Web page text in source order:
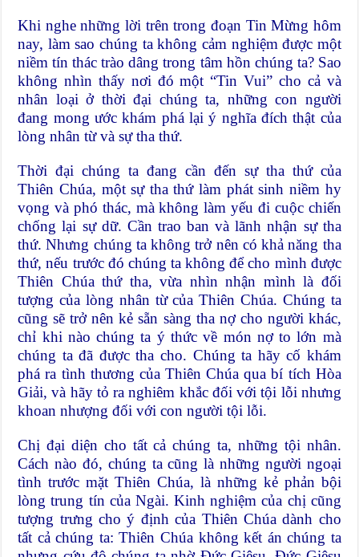
Khi nghe những lời trên trong đoạn Tin Mừng hôm
nay, làm sao chúng ta không cảm nghiệm được một
niềm tín thác trào dâng trong tâm hồn chúng ta? Sao
không nhìn thấy nơi đó một “Tin Vui” cho cả và
nhân loại ở thời đại chúng ta, những con người
đang mong ước khám phá lại ý nghĩa đích thật của
lòng nhân từ và sự tha thứ.
Thời đại chúng ta đang cần đến sự tha thứ của
Thiên Chúa, một sự tha thứ làm phát sinh niềm hy
vọng và phó thác, mà không làm yếu đi cuộc chiến
chống lại sự dữ. Cần trao ban và lãnh nhận sự tha
thứ. Nhưng chúng ta không trở nên có khả năng tha
thứ, nếu trước đó chúng ta không để cho mình được
Thiên Chúa thứ tha, vừa nhìn nhận mình là đối
tượng của lòng nhân từ của Thiên Chúa. Chúng ta
cũng sẽ trở nên kẻ sẵn sàng tha nợ cho người khác,
chỉ khi nào chúng ta ý thức về món nợ to lớn mà
chúng ta đã được tha cho. Chúng ta hãy cố khám
phá ra tình thương của Thiên Chúa qua bí tích Hòa
Giải, và hãy tỏ ra nghiêm khắc đối với tội lỗi nhưng
khoan nhượng đối với con người tội lỗi.
Chị đại diện cho tất cả chúng ta, những tội nhân.
Cách nào đó, chúng ta cũng là những người ngoại
tình trước mặt Thiên Chúa, là những kẻ phản bội
lòng trung tín của Ngài. Kinh nghiệm của chị cũng
tượng trưng cho ý định của Thiên Chúa dành cho
tất cả chúng ta: Thiên Chúa không kết án chúng ta